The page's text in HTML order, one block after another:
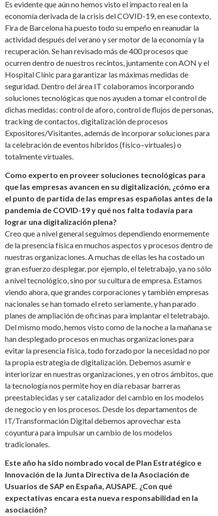
Es evidente que aún no hemos visto el impacto real en la
economía derivada de la crisis del COVID-19, en ese contexto,
Fira de Barcelona ha puesto todo su empeño en reanudar la
actividad después del verano y ser motor de la economía y la
recuperación. Se han revisado más de 400 procesos que
ocurren dentro de nuestros recintos, juntamente con AON y el
Hospital Clínic para garantizar las máximas medidas de
seguridad. Dentro del área IT colaboramos incorporando
soluciones tecnológicas que nos ayuden a tomar el control de
dichas medidas: control de aforo, control de flujos de personas,
tracking de contactos, digitalización de procesos
Expositores/Visitantes, además de incorporar soluciones para
la celebración de eventos híbridos (físico–virtuales) o
totalmente virtuales.
Como experto en proveer soluciones tecnológicas para
que las empresas avancen en su digitalización, ¿cómo era
el punto de partida de las empresas españolas antes de la
pandemia de COVID-19 y qué nos falta todavía para
lograr una digitalización plena?
Creo que a nivel general seguimos dependiendo enormemente
de la presencia física en muchos aspectos y procesos dentro de
nuestras organizaciones. A muchas de ellas les ha costado un
gran esfuerzo desplegar, por ejemplo, el teletrabajo, ya no sólo
a nivel tecnológico, sino por su cultura de empresa. Estamos
viendo ahora, que grandes corporaciones y también empresas
nacionales se han tomado el reto seriamente, y han parado
planes de ampliación de oficinas para implantar el teletrabajo.
Del mismo modo, hemos visto como de la noche a la mañana se
han desplegado procesos en muchas organizaciones para
evitar la presencia física, todo forzado por la necesidad no por
la propia estrategia de digitalización. Debemos asumir e
interiorizar en nuestras organizaciones, y en otros ámbitos, que
la tecnología nos permite hoy en día rebasar barreras
preestablecidas y ser catalizador del cambio en los modelos
de negocio y en los procesos. Desde los departamentos de
IT/Transformación Digital debemos aprovechar esta
coyuntura para impulsar un cambio de los modelos
tradicionales.
Este año ha sido nombrado vocal de Plan Estratégico e
Innovación de la Junta Directiva de la Asociación de
Usuarios de SAP en España, AUSAPE. ¿Con qué
expectativas encara esta nueva responsabilidad en la
asociación?